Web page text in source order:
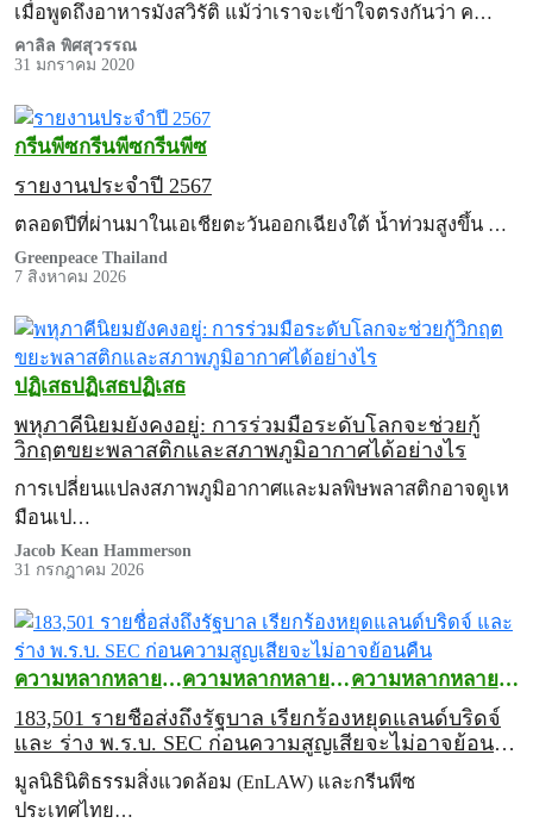
เมื่อพูดถึงอาหารมังสวิรัติ แม้ว่าเราจะเข้าใจตรงกันว่า ค…
คาลิล พิศสุวรรณ
31 มกราคม 2020
กรีนพีซกรีนพีซกรีนพีซ
รายงานประจำปี 2567
ตลอดปีที่ผ่านมาในเอเชียตะวันออกเฉียงใต้ น้ำท่วมสูงขึ้น …
Greenpeace Thailand
7 สิงหาคม 2026
ปฏิเสธปฏิเสธปฏิเสธ
พหุภาคีนิยมยังคงอยู่: การร่วมมือระดับโลกจะช่วยกู้
วิกฤตขยะพลาสติกและสภาพภูมิอากาศได้อย่างไร
การเปลี่ยนแปลงสภาพภูมิอากาศและมลพิษพลาสติกอาจดูเห
มือนเป…
Jacob Kean Hammerson
31 กรกฎาคม 2026
ความหลากหลาย
ทางชีวภาพ
ความหลากหลาย
ทางชีวภาพ
ความหลากหลาย
ทางชีวภาพ
183,501 รายชื่อส่งถึงรัฐบาล เรียกร้องหยุดแลนด์บริดจ์
และ ร่าง พ.ร.บ. SEC ก่อนความสูญเสียจะไม่อาจย้อน
คืน
มูลนิธินิติธรรมสิ่งแวดล้อม (EnLAW) และกรีนพีซ
ประเทศไทย…